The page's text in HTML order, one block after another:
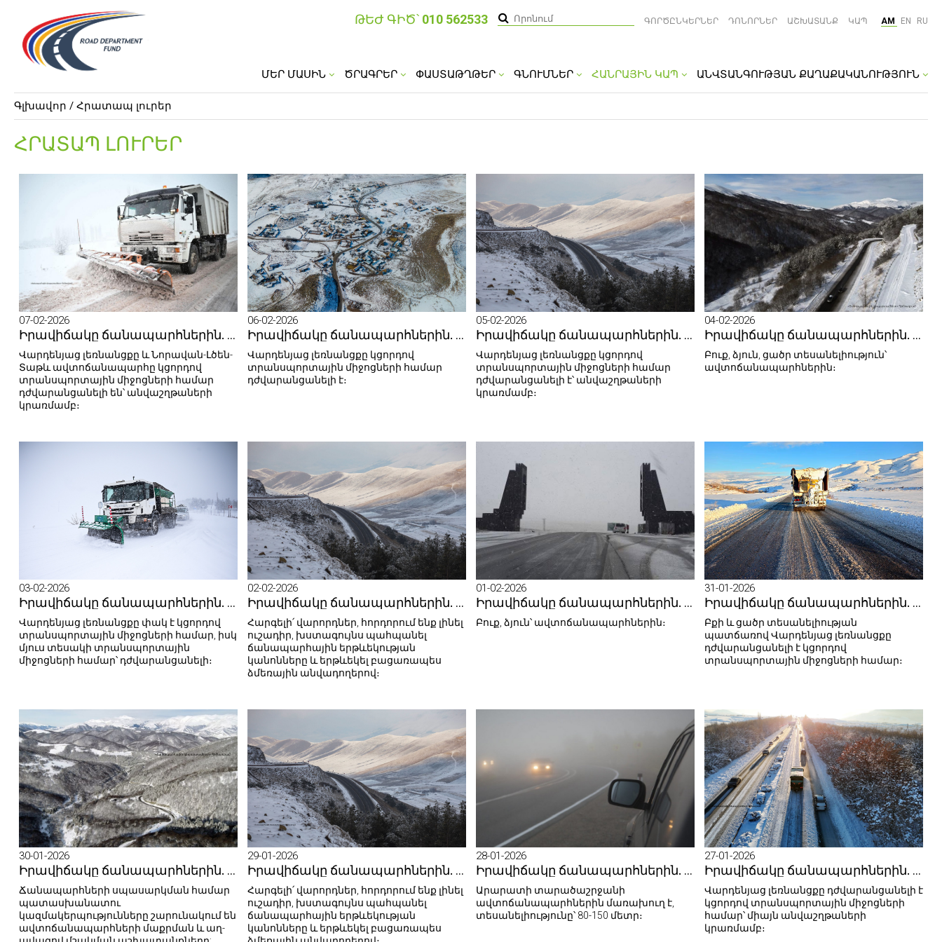
ՄԵՐ ՄԱՍԻՆ ԾՐԱԳՐԵՐ ՓԱՍՏԱԹՂԹԵՐ ԳՆՈՒՄՆԵՐ ՀԱՆՐԱՅԻՆ ԿԱՊ ԱՆՎՏԱՆԳՈՒԹՅԱՆ ՔԱՂԱՔԱԿԱՆՈՒԹՅՈՒՆ
ԹԵԺ ԳԻԾ՝ 010 562533 ԳՈՐԾԸՆԿԵՐՆԵՐ ԴՈՆՈՐՆԵՐ ԱՇԽԱՏԱՆՔ ԿԱՊ AM EN RU
Գլխավոր / Հրատապ լուրեր
ՀՐԱՏԱՊ ԼՈՒՐԵՐ
07-02-2026
Իրավիճակը ճանապարհներին. 07.02.2026
Վարդենյաց լեռնանցքը և Նորավան-Լծեն-
Տաթև ավտոճանապարհը կցորդով
տրանսպորտային միջոցների համար
դժվարանցանելի են՝ անվաշղթաների
կրառմամբ։
06-02-2026
Իրավիճակը ճանապարհներին. 06.02.2026
Վարդենյաց լեռնանցքը կցորդով
տրանսպորտային միջոցների համար
դժվարանցանելի է։
05-02-2026
Իրավիճակը ճանապարհներին. 05.02.2026
Վարդենյաց լեռնանցքը կցորդով
տրանսպորտային միջոցների համար
դժվարանցանելի է՝ անվաշղթաների
կրառմամբ։
04-02-2026
Իրավիճակը ճանապարհներին. 04.02.2026
Բուք, ձյուն, ցածր տեսանելիություն՝
ավտոճանապարհներին։
03-02-2026
Իրավիճակը ճանապարհներին. 03.02.2026
Վարդենյաց լեռնանցքը փակ է կցորդով
տրանսպորտային միջոցների համար, իսկ
մյուս տեսակի տրանսպորտային
միջոցների համար՝ դժվարանցանելի։
02-02-2026
Իրավիճակը ճանապարհներին. 02.02.2026
Հարգելի՛ վարորդներ, հորդորում ենք լինել
ուշադիր, խստագույնս պահպանել
ճանապարհային երթևեկության
կանոնները և երթևեկել բացառապես
ձմեռային անվադողերով։
01-02-2026
Իրավիճակը ճանապարհներին. 01.02.2026
Բուք, ձյուն՝ ավտոճանապարհներին։
31-01-2026
Իրավիճակը ճանապարհներին. 31.01.2026
Բքի և ցածր տեսանելիության
պատճառով Վարդենյաց լեռնանցքը
դժվարանցանելի է կցորդով
տրանսպորտային միջոցների համար։
30-01-2026
Իրավիճակը ճանապարհներին. 30.01.2026
Ճանապարհների սպասարկման համար
պատասխանատու
կազմակերպությունները շարունակում են
ավտոճանապարհների մաքրման և աղ-
29-01-2026
Իրավիճակը ճանապարհներին. 29.01.2026
Հարգելի՛ վարորդներ, հորդորում ենք լինել
ուշադիր, խստագույնս պահպանել
ճանապարհային երթևեկության
կանոնները և երթևեկել բացառապես
28-01-2026
Իրավիճակը ճանապարհներին. 28.01.2026
Արարատի տարածաշրջանի
ավտոճանապարհներին մառախուղ է,
տեսանելիությունը՝ 80-150 մետր։
27-01-2026
Իրավիճակը ճանապարհներին. 27.01.2026
Վարդենյաց լեռնանցքը դժվարանցանելի է
կցորդով տրանսպորտային միջոցների
համար՝ միայն անվաշղթաների
կրառմամբ։